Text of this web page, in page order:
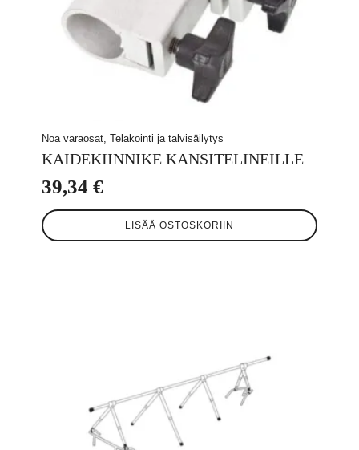
Noa varaosat, Telakointi ja talvisäilytys
KAIDEKIINNIKE KANSITELINEILLE
39,34 €
LISÄÄ OSTOSKORIIN